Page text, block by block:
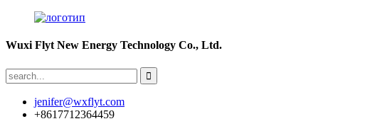
Wuxi Flyt New Energy Technology Co., Ltd.
jenifer@wxflyt.com
+8617712364459